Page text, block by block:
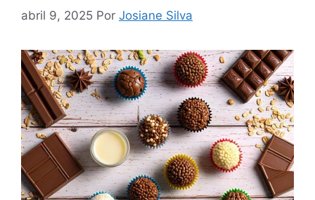
abril 9, 2025 Por Josiane Silva